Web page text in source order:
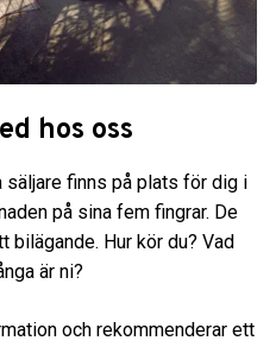
hos oss
säljare finns på plats för dig i
på sina fem fingrar. De
bilägande. Hur kör du? Vad
är ni?
och rekommenderar ett